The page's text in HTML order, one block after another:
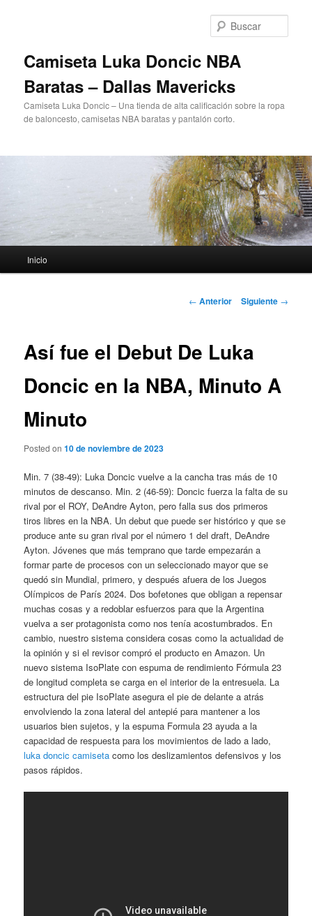
Camiseta Luka Doncic NBA
Baratas – Dallas Mavericks
Camiseta Luka Doncic – Una tienda de alta calificación sobre la ropa
de baloncesto, camisetas NBA baratas y pantalón corto.
principal
Inicio
Navegación
← Anterior Siguiente →
Así fue el Debut De Luka
Doncic en la NBA, Minuto A
Minuto
Posted on10 de noviembre de 2023
Min. 7 (38-49): Luka Doncic vuelve a la cancha tras más de 10
minutos de descanso. Min. 2 (46-59): Doncic fuerza la falta de su
rival por el ROY, DeAndre Ayton, pero falla sus dos primeros
tiros libres en la NBA. Un debut que puede ser histórico y que se
produce ante su gran rival por el número 1 del draft, DeAndre
Ayton. Jóvenes que más temprano que tarde empezarán a
formar parte de procesos con un seleccionado mayor que se
quedó sin Mundial, primero, y después afuera de los Juegos
Olímpicos de París 2024. Dos bofetones que obligan a repensar
muchas cosas y a redoblar esfuerzos para que la Argentina
vuelva a ser protagonista como nos tenía acostumbrados. En
cambio, nuestro sistema considera cosas como la actualidad de
la opinión y si el revisor compró el producto en Amazon. Un
nuevo sistema IsoPlate con espuma de rendimiento Fórmula 23
de longitud completa se carga en el interior de la entresuela. La
estructura del pie IsoPlate asegura el pie de delante a atrás
envolviendo la zona lateral del antepié para mantener a los
usuarios bien sujetos, y la espuma Formula 23 ayuda a la
capacidad de respuesta para los movimientos de lado a lado,
luka doncic camiseta como los deslizamientos defensivos y los
pasos rápidos.